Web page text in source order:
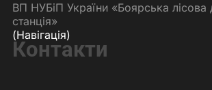
ВП НУБіП України «Боярська лісова
станція»
(Навігація)
Контакти